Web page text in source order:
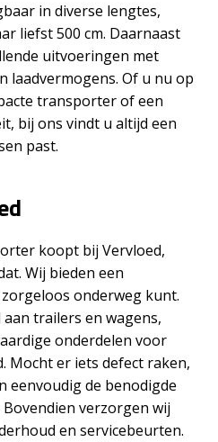
in diverse lengtes,
liefst 500 cm. Daarnaast
uitvoeringen met
laadvermogens. Of u nu op
transporter of een
bij ons vindt u altijd een
past.
koopt bij Vervloed,
Wij bieden een
onderweg kunt.
trailers en wagens,
onderdelen voor
Mocht er iets defect raken,
eenvoudig de benodigde
verzorgen wij
en servicebeurten.